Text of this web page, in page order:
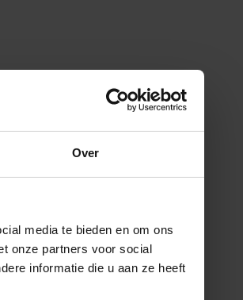
Over
media te bieden en om ons
onze partners voor social
informatie die u aan ze heeft